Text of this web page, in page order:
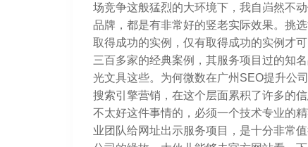
场竞争这般猛烈的大环境下，我自岿然不
品牌，都是有非常好的竖老实际效果。挑
取得成功的实例，仅有取得成功的实例才
三百多家的经典案例，其服务项目过的知
光文具这些。为何微数在广州SEO提升公
搜索引擎营销，在这个层面累积了许多的
不太好这件事情的，必须一个技术专业的
业团队给网址出示服务项目，是十分非常